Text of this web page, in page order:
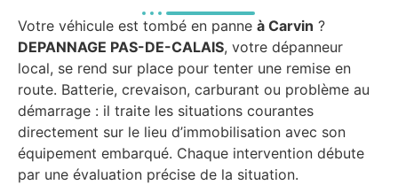
Votre véhicule est tombé en panne à Carvin ?
DEPANNAGE PAS-DE-CALAIS, votre dépanneur
local, se rend sur place pour tenter une remise en
route. Batterie, crevaison, carburant ou problème au
démarrage : il traite les situations courantes
directement sur le lieu d’immobilisation avec son
équipement embarqué. Chaque intervention débute
par une évaluation précise de la situation.